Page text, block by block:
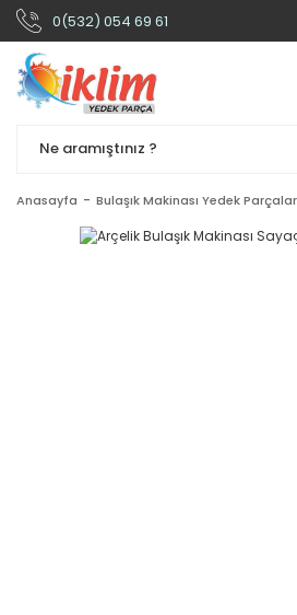
0(532) 054 69 61
Anasayfa Bulaşık Makinası Yedek